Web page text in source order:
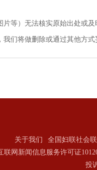
片等）无法核实原始出处或
们将做删除或通过其他方式
关于我们
全国妇联社会
联网新闻信息服务许可证
投